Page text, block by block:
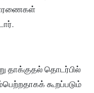
தாக்குதல் தொடர்பில்
கூறப்படும்